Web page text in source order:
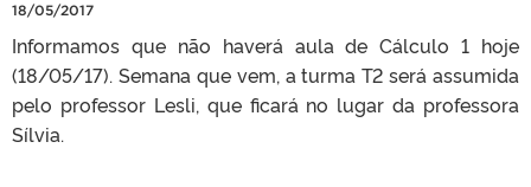
18/05/2017
Informamos que não haverá aula de Cálculo 1 hoje
(18/05/17). Semana que vem, a turma T2 será assumida
pelo professor Lesli, que ficará no lugar da professora
Sílvia.